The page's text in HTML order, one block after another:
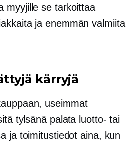
myyjille se tarkoittaa
ja enemmän valmiita
kärryjä
useimmat
tylsänä palata luotto- tai
ja toimitustiedot aina, kun